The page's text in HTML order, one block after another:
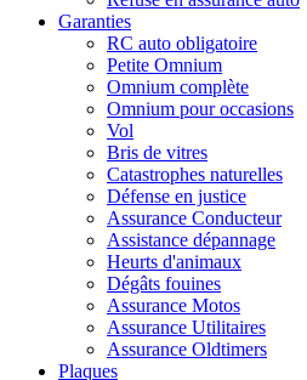
Garanties
RC auto obligatoire
Petite Omnium
Omnium complète
Omnium pour occasions
Vol
Bris de vitres
Catastrophes naturelles
Défense en justice
Assurance Conducteur
Assistance dépannage
Heurts d'animaux
Dégâts fouines
Assurance Motos
Assurance Utilitaires
Assurance Oldtimers
Plaques